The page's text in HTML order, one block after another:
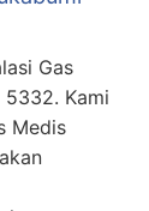
Gas
5332. Kami
Medis